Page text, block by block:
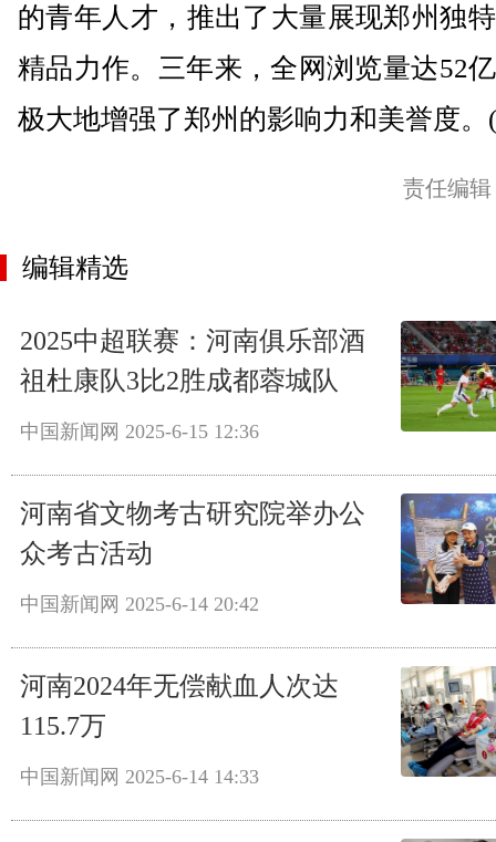
的青年人才，推出了大量展现郑州独
精品力作。三年来，全网浏览量达52
极大地增强了郑州的影响力和美誉度。
责任编
编辑精选
2025中超联赛：河南俱乐部酒
祖杜康队3比2胜成都蓉城队
中国新闻网 2025-6-15 12:36
河南省文物考古研究院举办公
众考古活动
中国新闻网 2025-6-14 20:42
河南2024年无偿献血人次达
115.7万
中国新闻网 2025-6-14 14:33